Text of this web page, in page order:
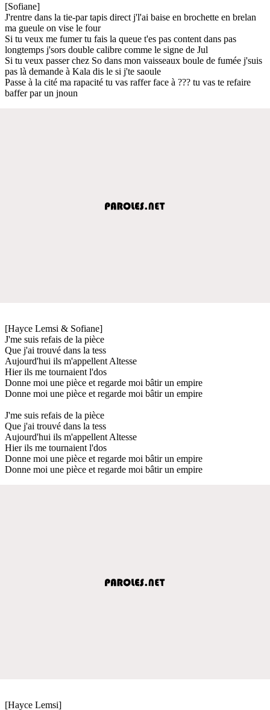
[Sofiane]
J'rentre dans la tie-par tapis direct j'l'ai baise en brochette en brelan
ma gueule on vise le four
Si tu veux me fumer tu fais la queue t'es pas content dans pas
longtemps j'sors double calibre comme le signe de Jul
Si tu veux passer chez So dans mon vaisseaux boule de fumée j'suis
pas là demande à Kala dis le si j'te saoule
Passe à la cité ma rapacité tu vas raffer face à ??? tu vas te refaire
baffer par un jnoun
[Hayce Lemsi & Sofiane]
J'me suis refais de la pièce
Que j'ai trouvé dans la tess
Aujourd'hui ils m'appellent Altesse
Hier ils me tournaient l'dos
Donne moi une pièce et regarde moi bâtir un empire
Donne moi une pièce et regarde moi bâtir un empire
J'me suis refais de la pièce
Que j'ai trouvé dans la tess
Aujourd'hui ils m'appellent Altesse
Hier ils me tournaient l'dos
Donne moi une pièce et regarde moi bâtir un empire
Donne moi une pièce et regarde moi bâtir un empire
[Hayce Lemsi]